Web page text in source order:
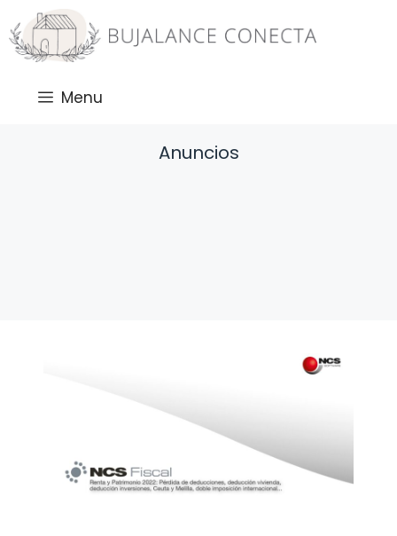
Saltar
al
contenido
Menu
Anuncios